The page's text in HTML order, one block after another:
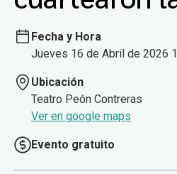
Fecha y Hora
Jueves 16 de Abril de 2026
Ubicación
Teatro Peón Contreras
Ver en google maps
Evento gratuito